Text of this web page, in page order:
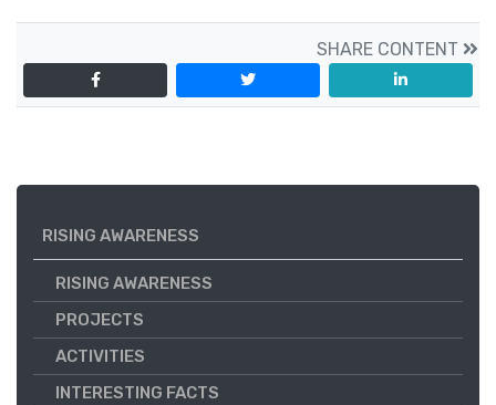
SHARE CONTENT
RISING AWARENESS
RISING AWARENESS
PROJECTS
ACTIVITIES
INTERESTING FACTS